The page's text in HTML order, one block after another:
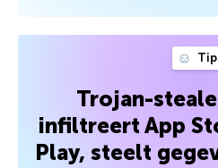
Trojan-
infiltreert App
Play, steelt